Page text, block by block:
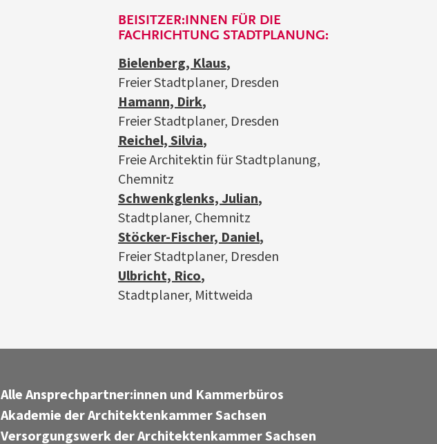
BEISITZER:INNEN FÜR DIE
FACHRICHTUNG STADTPLANUNG:
Bielenberg, Klaus,
Freier Stadtplaner, Dresden
Hamann, Dirk,
Freier Stadtplaner, Dresden
Reichel, Silvia,
Freie Architektin für Stadtplanung,
Chemnitz
Schwenkglenks, Julian,
Stadtplaner, Chemnitz
Stöcker-Fischer, Daniel,
Freier Stadtplaner, Dresden
Ulbricht, Rico,
Stadtplaner, Mittweida
Alle Ansprechpartner:innen und Kammerbüros
Akademie der Architektenkammer Sachsen
Versorgungswerk der Architektenkammer Sachsen